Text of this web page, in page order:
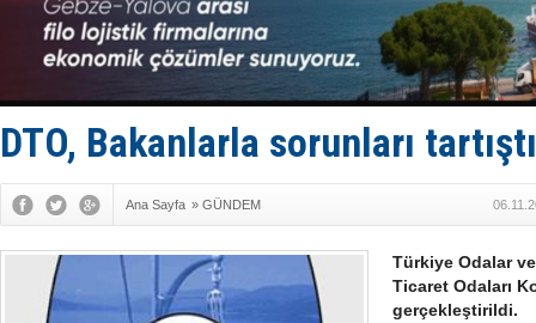
35 milyon
İnsansız
Yüzyıl
Anadolu
Derince,
İTU AUV,
DTO, Bakanlarla sorunları tartıştı
Ana Sayfa » GÜNDEM
Türkiye Odalar
Ticaret Odaları
gerçekleştirildi.